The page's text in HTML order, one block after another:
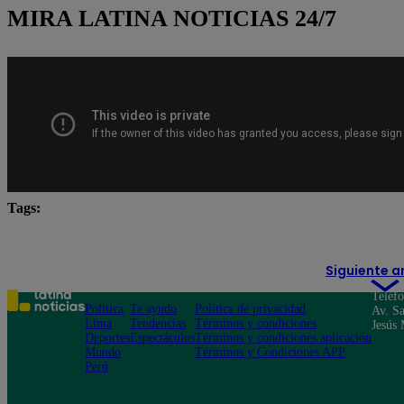
MIRA LATINA NOTICIAS 24/7
Tags:
Siguiente
Política
Lima
Deportes
Mundo
Perú
Te ayudo
Tendencias
Espectáculos
Política de privacidad
Términos y condiciones
Términos y condiciones aplicación
Términos y Condiciones APP
Av.
Jesús